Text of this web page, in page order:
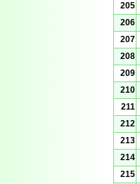
205
206
207
208
209
210
211
212
213
214
215